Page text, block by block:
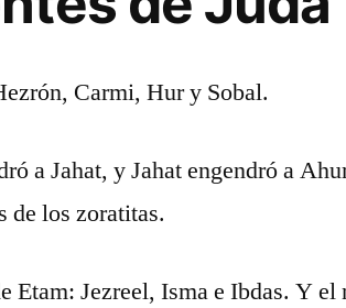
Carmi, Hur y Sobal.
a Jahat, y Jahat engendró a
de los zoratitas.
Etam: Jezreel, Isma e Ibdas. Y el